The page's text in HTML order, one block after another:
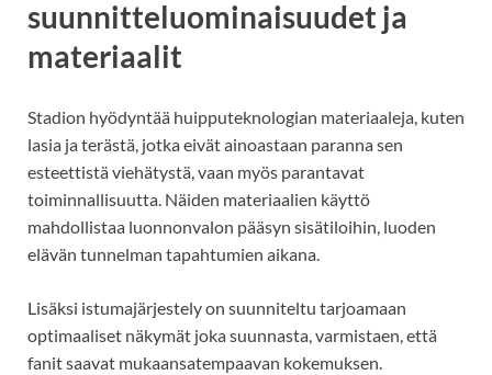
suunnitteluominaisuudet ja
materiaalit
Stadion hyödyntää huipputeknologian materiaaleja, kuten
lasia ja terästä, jotka eivät ainoastaan paranna sen
esteettistä viehätystä, vaan myös parantavat
toiminnallisuutta. Näiden materiaalien käyttö
mahdollistaa luonnonvalon pääsyn sisätiloihin, luoden
elävän tunnelman tapahtumien aikana.
Lisäksi istumajärjestely on suunniteltu tarjoamaan
optimaaliset näkymät joka suunnasta, varmistaen, että
fanit saavat mukaansatempaavan kokemuksen.